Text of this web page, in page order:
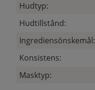
Hudtyp:
Hudtillstånd:
Ingrediensönskemål:
Konsistens:
Masktyp: